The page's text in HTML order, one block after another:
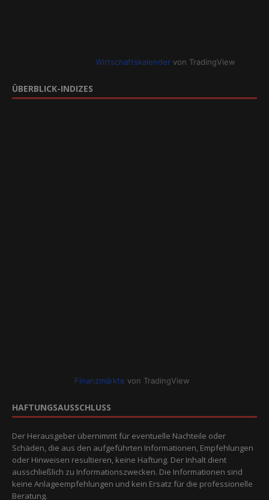
Wirtschaftskalendervon TradingView
ÜBERBLICK-INDIZES
Finanzmärkte von TradingView
HAFTUNGSAUSSCHLUSS
Der Herausgeber übernimmt für eventuelle Nachteile oder
Schäden, die aus den aufgeführten Informationen, Empfehlungen
oder Hinweisen resultieren, keine Haftung. Der Inhalt dient
ausschließlich zu Informationszwecken. Die Informationen sind
keine Anlageempfehlungen und kein Ersatz für die professionelle
Beratung.